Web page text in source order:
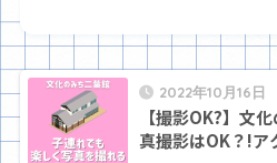
2022年10月16日
【撮影OK?】文
真撮影はOK？!ア